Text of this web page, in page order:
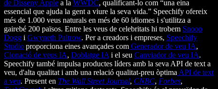
de Disseny Apple a la WWDC, qualificant-lo com “una eina
essencial que ajuda la gent a viure la seva vida.” Speechify ofereix
més de 1.000 veus naturals en més de 60 idiomes i s'utilitza a
gairebé 200 països. Entre les veus de celebritats hi trobem Snoop
Dogg i Gwyneth Paltrow. Per a creadors i empreses, Speechify
Studio proporciona eines avançades com Generador de veu IA,
Clonació de veus IA, Doblatge IA i el seu Canviador de veu IA.
Speechify també impulsa productes líders amb la seva API de text a
veu, d'alta qualitat i amb una relació qualitat-preu òptima API de text
a veu. Present en The Wall Street Journal, CNBC, Forbes,